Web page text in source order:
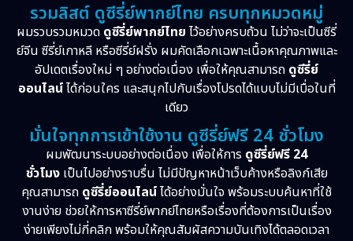
รวมลิสต์ ดูซีรี่ย์พากย์ไทย ครบทุกหมวดหมู่
ผมรวบรวมหมวด ดูซีรี่ย์พากย์ไทย ไว้อย่างครบถ้วน ไม่ว่าจะเป็นซีรี่
ย์จีน ซีรี่ย์เกาหลี หรือซีรี่ย์ฝรั่ง ผมคัดเลือกเฉพาะเนื้อหาคุณภาพและ
อัปเดตเรื่องใหม่ ๆ อย่างต่อเนื่อง เพื่อให้คุณสามารถ ดูซีรี่ย์
ออนไลน์ได้ก่อนใคร และสนุกไปกับเรื่องโปรดได้แบบไม่มีเบื่อในที่
เดียว
มั่นใจทุกการเข้าใช้งาน ดูซีรี่ย์ฟรี 24 ชั่วโมง
ผมพัฒนาระบบอย่างต่อเนื่อง เพื่อให้การ ดูซีรี่ย์ฟรี 24
ชั่วโมงเป็นไปอย่างราบรื่น ไม่มีปัญหาหน้าเว็บค้างหรือลิงก์เสีย
คุณสามารถ ดูซีรี่ย์ออนไลน์ได้อย่างมั่นใจ พร้อมระบบค้นหาที่ใช้
งานง่าย ช่วยให้การหาซีรี่ย์พากย์ไทยหรือเรื่องที่ต้องการเป็นเรื่อง
ง่ายเพียงไม่กี่คลิก พร้อมให้คุณสัมผัสความบันเทิงได้ตลอดเวลา